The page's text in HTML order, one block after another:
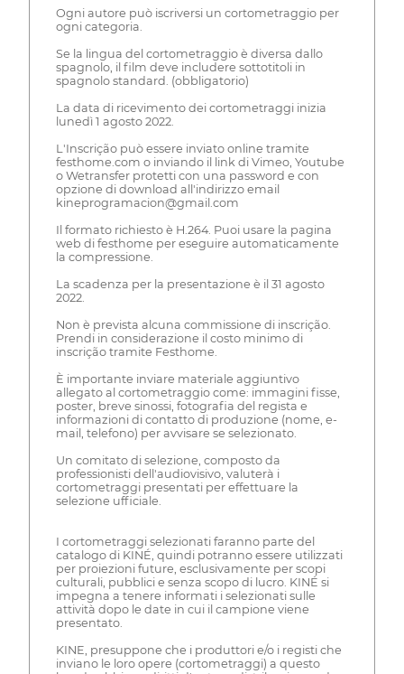
Ogni autore può iscriversi un cortometraggio per
ogni categoria.
Se la lingua del cortometraggio è diversa dallo
spagnolo, il film deve includere sottotitoli in
spagnolo standard. (obbligatorio)
La data di ricevimento dei cortometraggi inizia
lunedì 1 agosto 2022.
L'Inscrição può essere inviato online tramite
festhome.com o inviando il link di Vimeo, Youtube
o Wetransfer protetti con una password e con
opzione di download all'indirizzo email
kineprogramacion@gmail.com
Il formato richiesto è H.264. Puoi usare la pagina
web di festhome per eseguire automaticamente
la compressione.
La scadenza per la presentazione è il 31 agosto
2022.
Non è prevista alcuna commissione di inscrição.
Prendi in considerazione il costo minimo di
inscrição tramite Festhome.
È importante inviare materiale aggiuntivo
allegato al cortometraggio come: immagini fisse,
poster, breve sinossi, fotografia del regista e
informazioni di contatto di produzione (nome, e-
mail, telefono) per avvisare se selezionato.
Un comitato di selezione, composto da
professionisti dell'audiovisivo, valuterà i
cortometraggi presentati per effettuare la
selezione ufficiale.
I cortometraggi selezionati faranno parte del
catalogo di KINÉ, quindi potranno essere utilizzati
per proiezioni future, esclusivamente per scopi
culturali, pubblici e senza scopo di lucro. KINÉ si
impegna a tenere informati i selezionati sulle
attività dopo le date in cui il campione viene
presentato.
KINE, presuppone che i produttori e/o i registi che
inviano le loro opere (cortometraggi) a questo